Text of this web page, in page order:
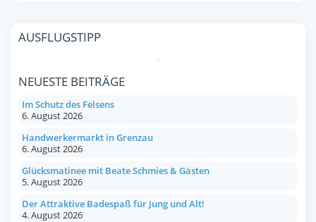
AUSFLUGSTIPP
NEUESTE BEITRÄGE
Im Schutz des Felsens
6. August 2026
Handwerkermarkt in Grenzau
6. August 2026
Glücksmatinee mit Beate Schmies & Gästen
5. August 2026
Der Attraktive Badespaß für Jung und Alt!
4. August 2026